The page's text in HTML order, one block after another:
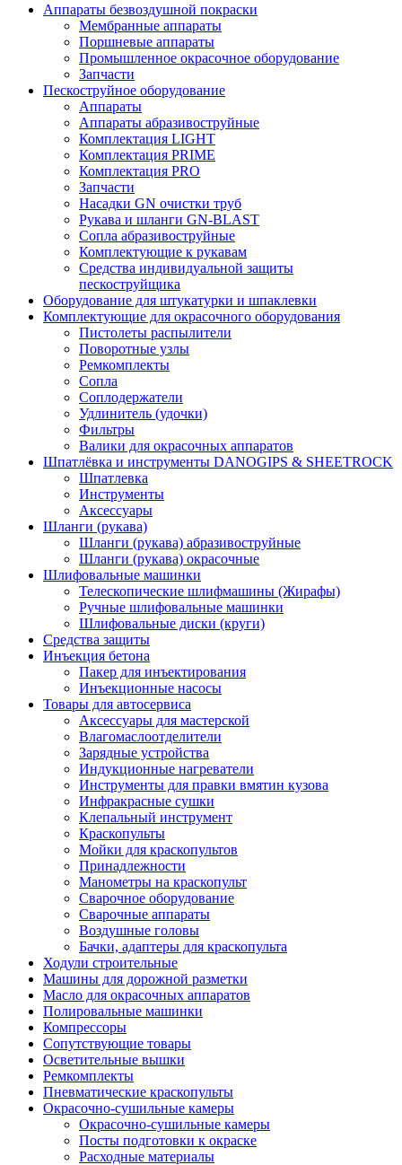
Аппараты безвоздушной покраски
Мембранные аппараты
Поршневые аппараты
Промышленное окрасочное оборудование
Запчасти
Пескоструйное оборудование
Аппараты
Аппараты абразивоструйные
Комплектация LIGHT
Комплектация PRIME
Комплектация PRO
Запчасти
Насадки GN очистки труб
Рукава и шланги GN-BLAST
Сопла абразивоструйные
Комплектующие к рукавам
Средства индивидуальной защиты
пескоструйщика
Оборудование для штукатурки и шпаклевки
Комплектующие для окрасочного оборудования
Пистолеты распылители
Поворотные узлы
Ремкомплекты
Сопла
Соплодержатели
Удлинитель (удочки)
Фильтры
Валики для окрасочных аппаратов
Шпатлёвка и инструменты DANOGIPS & SHEETROCK
Шпатлевка
Инструменты
Аксессуары
Шланги (рукава)
Шланги (рукава) абразивоструйные
Шланги (рукава) окрасочные
Шлифовальные машинки
Телескопические шлифмашины (Жирафы)
Ручные шлифовальные машинки
Шлифовальные диски (круги)
Средства защиты
Инъекция бетона
Пакер для инъектирования
Инъекционные насосы
Товары для автосервиса
Аксессуары для мастерской
Влагомаслоотделители
Зарядные устройства
Индукционные нагреватели
Инструменты для правки вмятин кузова
Инфракрасные сушки
Клепальный инструмент
Краскопульты
Мойки для краскопультов
Принадлежности
Манометры на краскопульт
Сварочное оборудование
Сварочные аппараты
Воздушные головы
Бачки, адаптеры для краскопульта
Ходули строительные
Машины для дорожной разметки
Масло для окрасочных аппаратов
Полировальные машинки
Компрессоры
Сопутствующие товары
Осветительные вышки
Ремкомплекты
Пневматические краскопульты
Окрасочно-сушильные камеры
Окрасочно-сушильные камеры
Посты подготовки к окраске
Расходные материалы